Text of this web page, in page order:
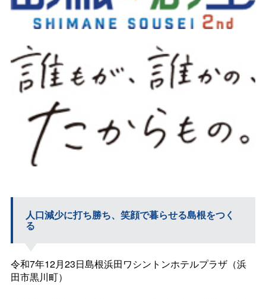
人口減少に打ち勝ち、笑顔で暮らせる島根をつく
る
令和7年12月23日島根浜田ワシントンホテルプラザ（浜
田市黒川町）